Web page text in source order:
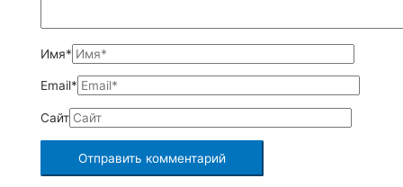
Имя*
Email*
Сайт